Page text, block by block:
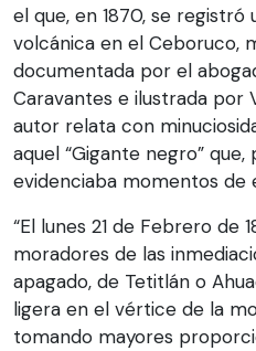
el que, en 1870, se
volcánica en el Ceboruco,
documentada por el
Caravantes e ilustrada por
autor relata con
aquel “Gigante negro”
evidenciaba momentos de
“El lunes 21 de Febrero de
moradores de las
apagado, de Tetitlán o
ligera en el vértice de la
tomando mayores